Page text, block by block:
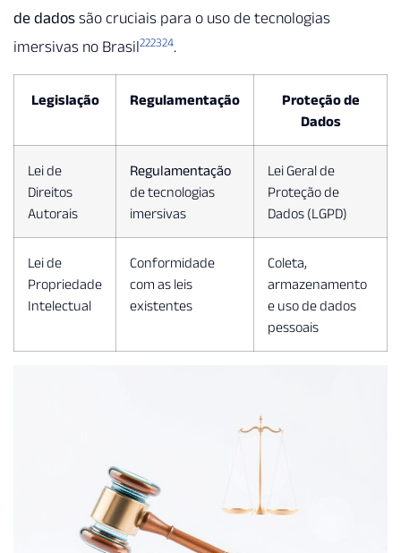
de dados são cruciais para o uso de tecnologias
imersivas no Brasil222324.
Legislação Regulamentação
Proteção de
Dados
Lei de
Direitos
Autorais
Regulamentação
de tecnologias
imersivas
Lei Geral de
Proteção de
Dados (LGPD)
Lei de
Propriedade
Intelectual
Conformidade
com as leis
existentes
Coleta,
armazenamento
e uso de dados
pessoais